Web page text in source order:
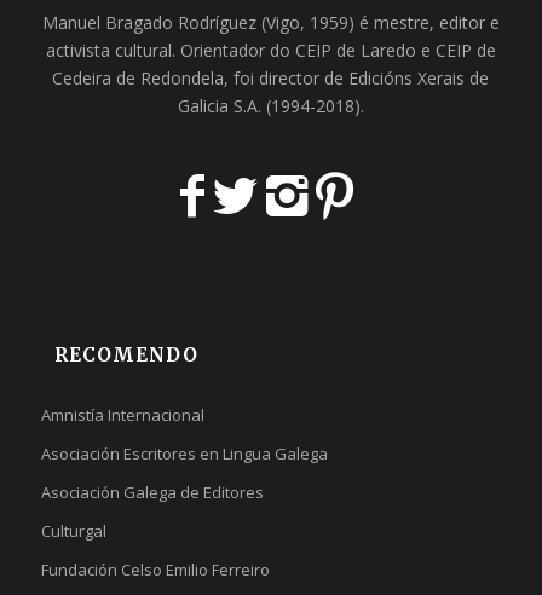
Manuel Bragado Rodríguez (Vigo, 1959) é mestre, editor e
activista cultural. Orientador do CEIP de Laredo e CEIP de
Cedeira de Redondela, foi director de Edicións Xerais de
Galicia S.A. (1994-2018).
RECOMENDO
Amnistía Internacional
Asociación Escritores en Lingua Galega
Asociación Galega de Editores
Culturgal
Fundación Celso Emilio Ferreiro